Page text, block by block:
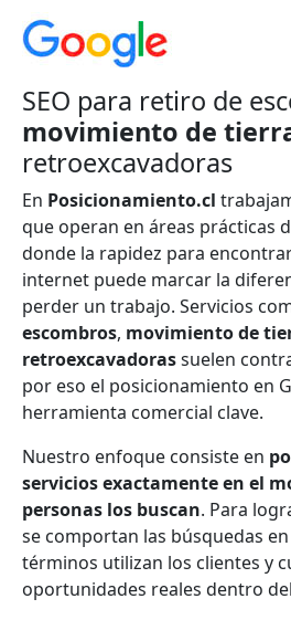
SEO para retiro de
movimiento de
retroexcavadoras
En Posicionamiento.cl
que operan en áreas prácticas
donde la rapidez para
internet puede marcar la
perder un trabajo. Servicios
escombros, movimiento de
retroexcavadorassuelen
por eso el posicionamiento en
herramienta comercial clave.
Nuestro enfoque consiste en
servicios exactamente en el
personas los buscan. Para
se comportan las búsquedas
términos utilizan los clientes y
oportunidades reales dentro